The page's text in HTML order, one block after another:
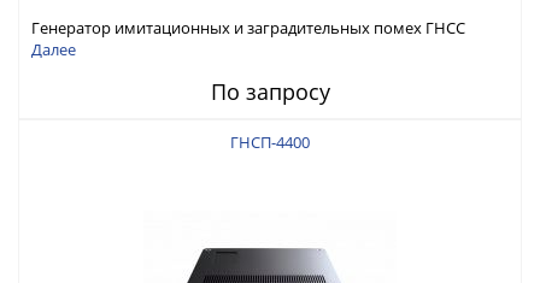
Генератор имитационных и заградительных помех ГНСС
RFТех ГНСП-4800
Далее
По запросу
ГНСП-4400